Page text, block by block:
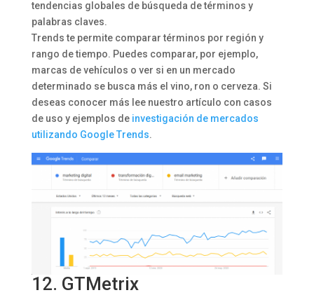
tendencias globales de búsqueda de términos y
palabras claves.
Trends te permite comparar términos por región y
rango de tiempo. Puedes comparar, por ejemplo,
marcas de vehículos o ver si en un mercado
determinado se busca más el vino, ron o cerveza. Si
deseas conocer más lee nuestro artículo con casos
de uso y ejemplos de investigación de mercados
utilizando Google Trends.
12. GTMetrix